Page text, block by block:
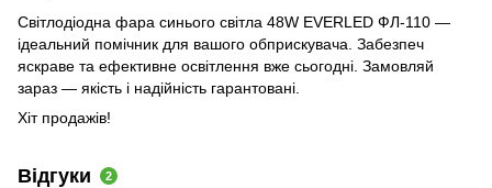
Світлодіодна фара синього світла 48W EVERLED ФЛ-110 —
ідеальний помічник для вашого обприскувача. Забезпеч
яскраве та ефективне освітлення вже сьогодні. Замовляй
зараз — якість і надійність гарантовані.
Хіт продажів!
Відгуки 2